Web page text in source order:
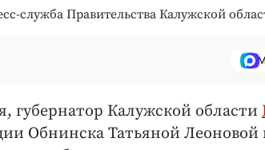
служба Правительства Калужской
губернатор Калужской области
Обнинска Татьяной